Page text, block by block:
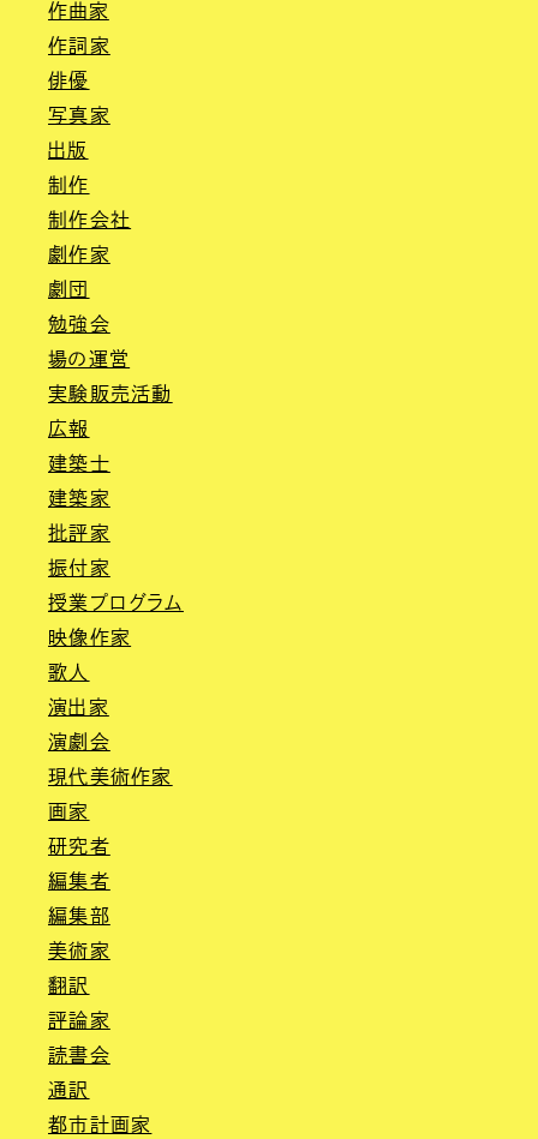
作曲家
作詞家
俳優
写真家
出版
制作
制作会社
劇作家
劇団
勉強会
場の運営
実験販売活動
広報
建築士
建築家
批評家
振付家
授業プログラム
映像作家
歌人
演出家
演劇会
現代美術作家
画家
研究者
編集者
編集部
美術家
翻訳
評論家
読書会
通訳
都市計画家